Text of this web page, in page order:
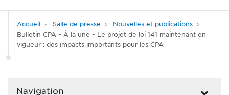
Accueil Salle de presse
Nouvelles et publications
Bulletin CPA • À la une • Le projet de loi 141 maintenant en
vigueur : des impacts importants pour les CPA
Navigation